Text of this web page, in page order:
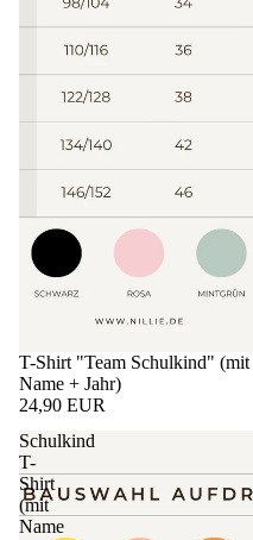
T-Shirt "Team Schulkind" (mit
Name + Jahr)
24,90 EUR
Schulkind
T-
Shirt
(mit
Name